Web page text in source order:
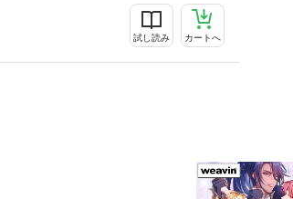
試し読み カートへ